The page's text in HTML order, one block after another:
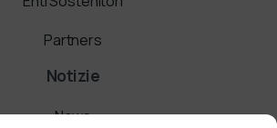
Partners
Notizie
News